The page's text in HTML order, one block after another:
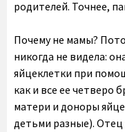
родителей. Точнее,
Почему не мамы?
никогда не видела:
яйцеклетки при
как и все ее четверо
матери и доноры
детьми разные). Отец